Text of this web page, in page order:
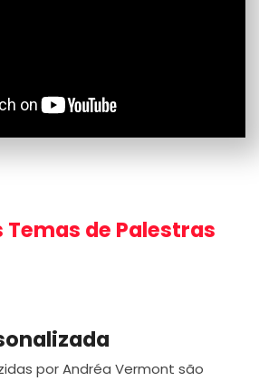
de Palestras
por Andréa Vermont são